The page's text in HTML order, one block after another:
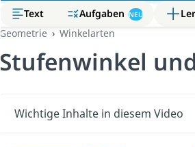
Text Aufgaben NEU
Geometrie
Winkelarten
Stufenwinkel
Wichtige Inhalte in diesem Video